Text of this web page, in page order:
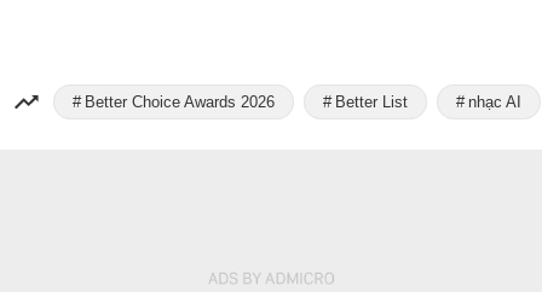
Better Choice Awards 2026 Better List nhạc AI